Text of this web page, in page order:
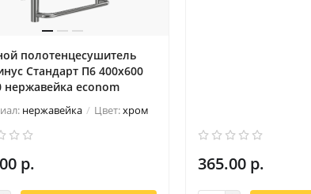
полотенцесушитель
Стандарт П6 400х600
нержавейка econom
нержавейка Цвет:хром
р. 365.00 р.